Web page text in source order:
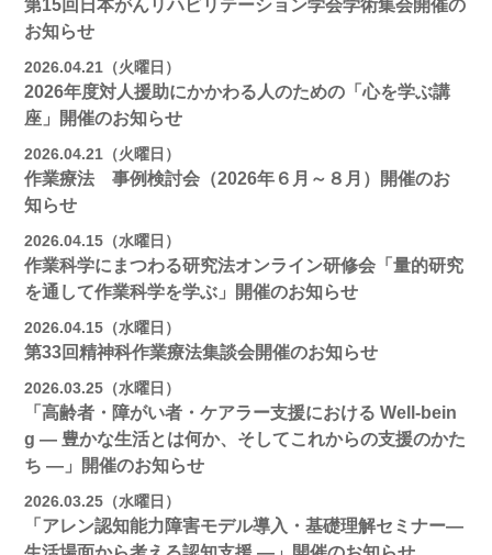
第15回日本がんリハビリテーション学会学術集会開催の
お知らせ
2026.04.21（火曜日）
2026年度対人援助にかかわる人のための「心を学ぶ講
座」開催のお知らせ
2026.04.21（火曜日）
作業療法 事例検討会（2026年６月～８月）開催のお
知らせ
2026.04.15（水曜日）
作業科学にまつわる研究法オンライン研修会「量的研究
を通して作業科学を学ぶ」開催のお知らせ
2026.04.15（水曜日）
第33回精神科作業療法集談会開催のお知らせ
2026.03.25（水曜日）
「高齢者・障がい者・ケアラー支援における Well-bein
g ― 豊かな生活とは何か、そしてこれからの支援のかた
ち ―」開催のお知らせ
2026.03.25（水曜日）
「アレン認知能力障害モデル導入・基礎理解セミナー―